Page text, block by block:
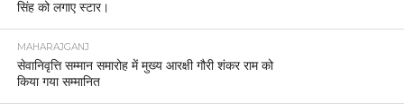
सिंह को लगाए स्टार।
MAHARAJGANJ
सेवानिवृत्ति सम्मान समारोह में मुख्य आरक्षी गौरी शंकर राम को
किया गया सम्मानित